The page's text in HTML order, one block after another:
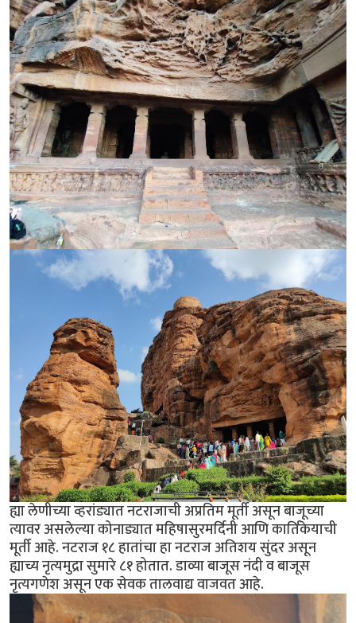
ह्या लेणीच्या व्हरांड्यात नटराजाची अप्रतिम मूर्ती असून बाजूच्या
त्यावर असलेल्या कोनाड्यात महिषासुरमर्दिनी आणि कार्तिकेयाची
मूर्ती आहे. नटराज १८ हातांचा हा नटराज अतिशय सुंदर असून
ह्याच्य नृत्यमुद्रा सुमारे ८१ होतात. डाव्या बाजूस नंदी व बाजूस
नृत्यगणेश असून एक सेवक तालवाद्य वाजवत आहे.